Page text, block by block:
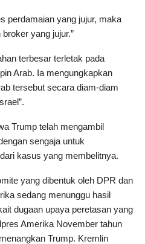
perdamaian yang jujur, maka
yang jujur.”
terbesar terletak pada
Arab. Ia mengungkapkan
tersebut secara diam-diam
Trump telah mengambil
sengaja untuk
kasus yang membelitnya.
yang dibentuk oleh DPR dan
sedang menunggu hasil
dugaan upaya peretasan yang
Amerika November tahun
Trump. Kremlin